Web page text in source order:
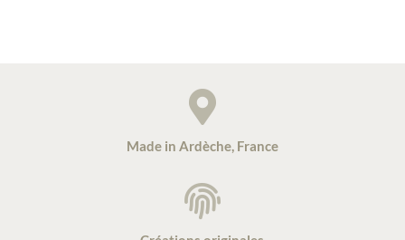

Made in Ardèche, France
